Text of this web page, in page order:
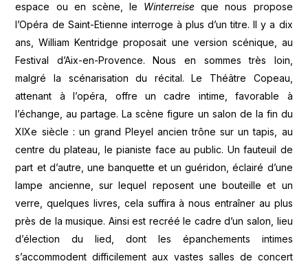
espace ou en scène, le Winterreiseque nous propose
l’Opéra de Saint-Etienne interroge à plus d’un titre. Il y a dix
ans, William Kentridge proposait une version scénique, au
Festival d’Aix-en-Provence. Nous en sommes très loin,
malgré la scénarisation du récital. Le Théâtre Copeau,
attenant à l’opéra, offre un cadre intime, favorable à
l’échange, au partage. La scène figure un salon de la fin du
XIXe siècle : un grand Pleyel ancien trône sur un tapis, au
centre du plateau, le pianiste face au public. Un fauteuil de
part et d’autre, une banquette et un guéridon, éclairé d’une
lampe ancienne, sur lequel reposent une bouteille et un
verre, quelques livres, cela suffira à nous entraîner au plus
près de la musique. Ainsi est recréé le cadre d’un salon, lieu
d’élection du lied, dont les épanchements intimes
s’accommodent difficilement aux vastes salles de concert